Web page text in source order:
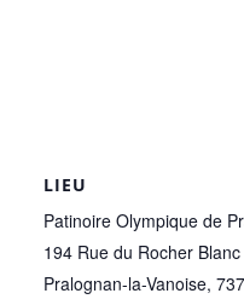
LIEU
Patinoire Olympique de
194 Rue du Rocher Blanc
Pralognan-la-Vanoise,